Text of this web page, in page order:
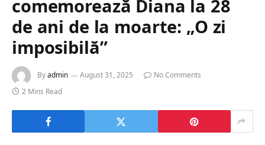
comemorează Diana la 28
de ani de la moarte: „O zi
imposibilă”
Byadmin August 31, 2025
No Comments
2 Mins Read